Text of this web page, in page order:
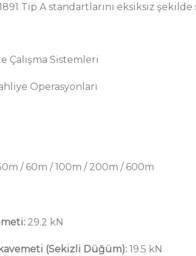
Tip A standartlarını eksiksiz şekilde
Çalışma Sistemleri
Operasyonları
/ 60m / 100m / 200m / 600m
29.2 kN
(Sekizli Düğüm):19.5 kN